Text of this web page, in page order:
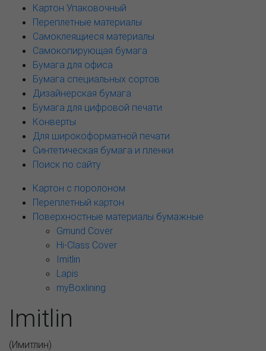
Картон Упаковочный
Переплетные материалы
Самоклеящиеся материалы
Самокопирующая бумага
Бумага для офиса
Бумага специальных сортов
Дизайнерская бумага
Бумага для цифровой печати
Конверты
Для широкоформатной печати
Синтетическая бумага и пленки
Поиск по сайту
Картон с поролоном
Переплетный картон
Поверхностные материалы бумажные
Gmund Cover
Hi-Class Cover
Imitlin
Lapis
myBoxlining
Imitlin
(Имитлин)